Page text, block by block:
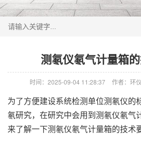
测氡仪氡气计量箱
时间：2025-09-04 11:28:37 作者：环
为了方便建设系统检测单位测氡仪的
氡研究，在研究中会用到测氡仪氡气
来了解一下测氡仪氡气计量箱的技术